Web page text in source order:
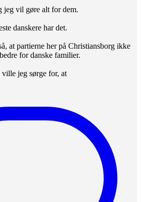
jeg vil gøre alt for dem.
danskere har det.
at partierne her på Christiansborg ikke
for danske familier.
jeg sørge for, at